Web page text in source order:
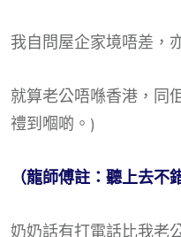
我自問屋企家境唔差，
就算老公唔喺香港，同
禮到嗰啲。)
（龍師傅註：聽上去
奶奶話有打電話比我老